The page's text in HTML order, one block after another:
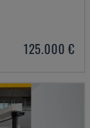
125.000 €